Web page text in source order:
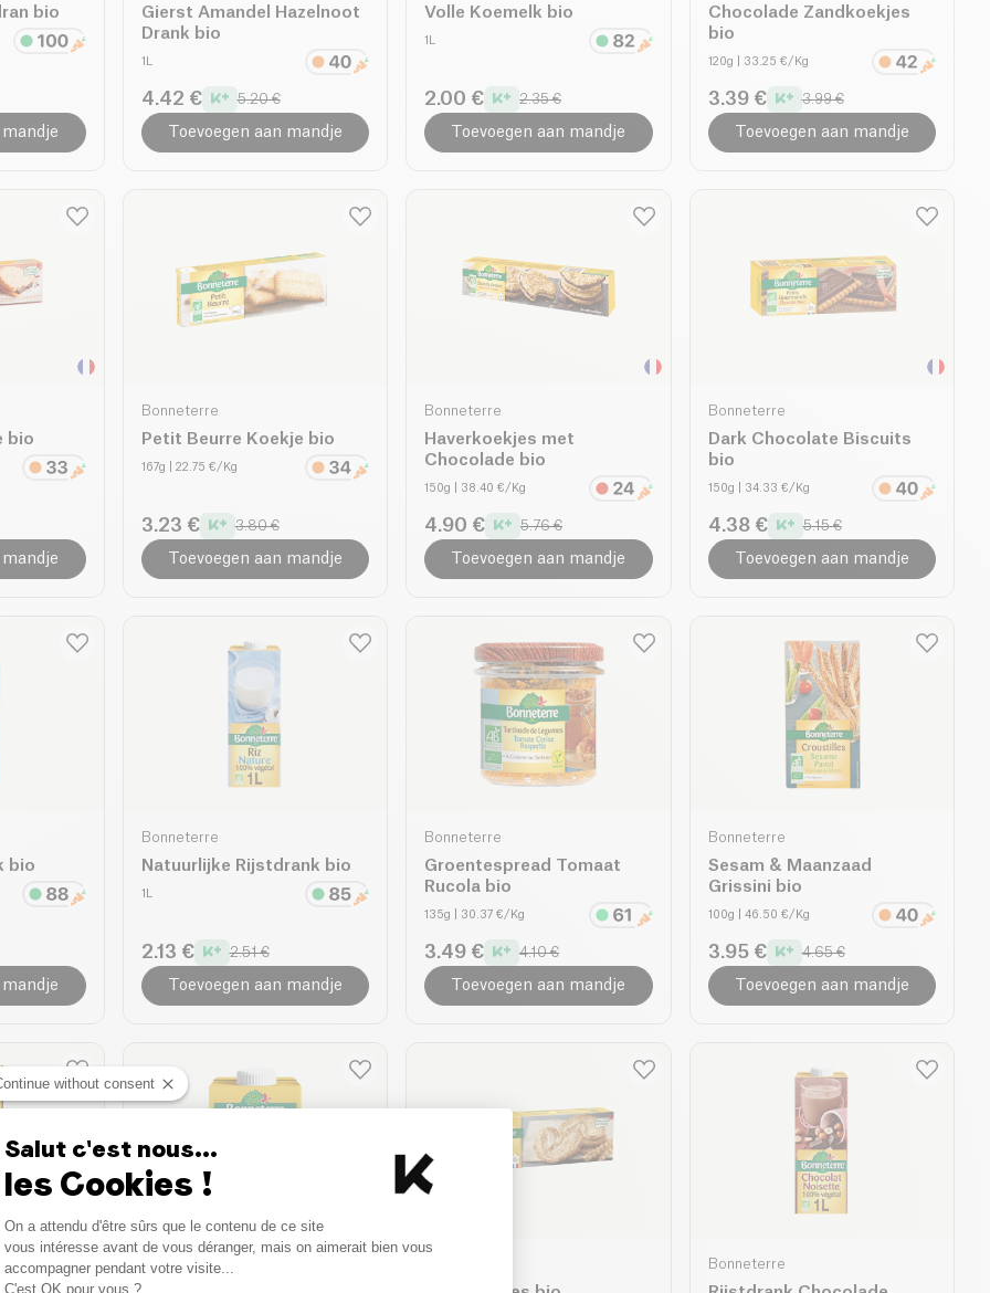
bio
mandje
Gierst Amandel Hazelnoot
Drank bio
1L
4.42 € 5.20 €
Toevoegen aan mandje
Volle Koemelk bio
1L
2.00 € 2.35 €
Toevoegen aan mandje
Chocolade Zandkoekjes
bio
120g | 33.25 €/Kg
3.39 € 3.99 €
Toevoegen aan mandje
bio
mandje
Bonneterre
Petit Beurre Koekje bio
167g | 22.75 €/Kg
3.23 € 3.80 €
Toevoegen aan mandje
Bonneterre
Haverkoekjes met
Chocolade bio
150g | 38.40 €/Kg
4.90 € 5.76 €
Toevoegen aan mandje
Bonneterre
Dark Chocolate Biscuits
bio
150g | 34.33 €/Kg
4.38 € 5.15 €
Toevoegen aan mandje
bio
mandje
Bonneterre
Natuurlijke Rijstdrank bio
1L
2.13 € 2.51 €
Toevoegen aan mandje
Bonneterre
Groentespread Tomaat
Rucola bio
135g | 30.37 €/Kg
3.49 € 4.10 €
Toevoegen aan mandje
Bonneterre
Sesam & Maanzaad
Grissini bio
100g | 46.50 €/Kg
3.95 € 4.65 €
Toevoegen aan mandje
Bonneterre Bonneterre
without consent
Salut c'est nous...
les Cookies !
Consent Management Platform: Personalize Your Options
On a attendu d'être sûrs que le contenu de ce site
vous intéresse avant de vous déranger, mais on aimerait bien vous
accompagner pendant votre visite...
C'est OK pour vous ?
Axeptio consent